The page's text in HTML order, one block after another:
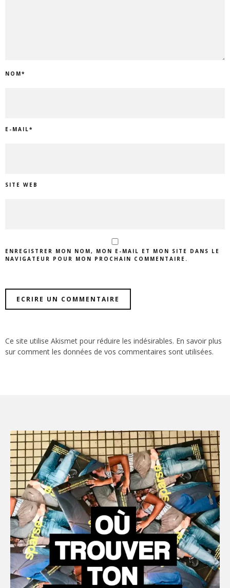
NOM*
E-MAIL*
SITE WEB
ENREGISTRER MON NOM, MON E-MAIL ET MON SITE DANS LE
NAVIGATEUR POUR MON PROCHAIN COMMENTAIRE.
Ce site utilise Akismet pour réduire les indésirables. En savoir plus
sur comment les données de vos commentaires sont utilisées.